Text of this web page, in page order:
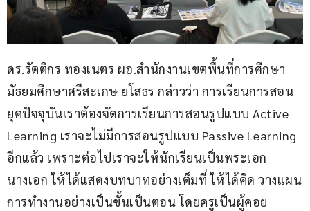
ดร.รัตติกร ทองเนตร ผอ.สำนักงานเขตพื้นที่การศึกษา
มัธยมศึกษาศรีสะเกษ ยโสธร กล่าวว่า การเรียนการสอน
ยุคปัจจุบันเราต้องจัดการเรียนการสอนรูปแบบ Active
Learning เราจะไม่มีการสอนรูปแบบ Passive Learning
อีกแล้ว เพราะต่อไปเราจะให้นักเรียนเป็นพระเอก
นางเอก ให้ได้แสดงบทบาทอย่างเต็มที่ ให้ได้คิด วางแผน
การทำงานอย่างเป็นขั้นเป็นตอน โดยครูเป็นผู้คอย